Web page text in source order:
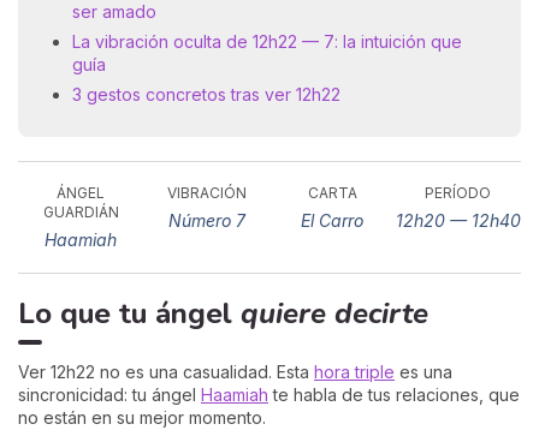
ser amado
La vibración oculta de 12h22 — 7: la intuición que
guía
3 gestos concretos tras ver 12h22
ÁNGEL
GUARDIÁN
Haamiah
VIBRACIÓN
Número 7
CARTA
El Carro
PERÍODO
12h20 — 12h40
Lo que tu ángel quiere decirte
Ver 12h22 no es una casualidad. Esta hora triple es una
sincronicidad: tu ángel Haamiah te habla de tus relaciones, que
no están en su mejor momento.